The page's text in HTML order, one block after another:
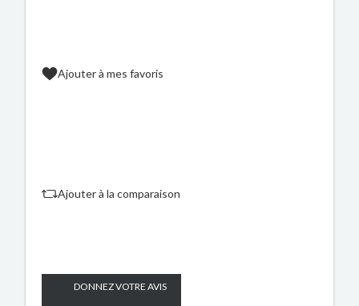
Ajouter à mes favoris
Ajouter à la comparaison
DONNEZ VOTRE AVIS